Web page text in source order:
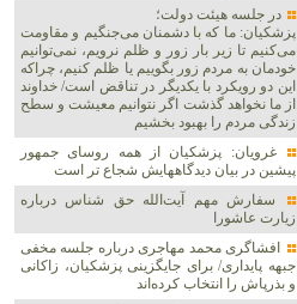
در جلسه هیئت دولت؛
پزشکیان: ما که با دشمنان می‌جنگیم و مقاومت
می‌کنیم تا زیر بار زور و ظلم نرویم، نمی‌توانیم
خودمان به مردم زور بگوییم یا ظلم کنیم، چراکه
این دو رویکرد با یکدیگر در تناقض است/ خداوند
از ما نخواهد گذشت اگر نتوانیم معیشت و سطح
زندگی مردم را بهبود بخشیم
غرویان: پزشکیان از همه روسای جمهور
پیشین در بیان دیدگاههایش شجاع تر است
سفارش مهم آیت‌الله حق شناس درباره
زیارت عاشورا
افشاگری محمد مهاجری درباره جلسه مخفی
جبهه پایداری/ برای جایگزینی پزشکیان، زاکانی
و بذرپاش را انتخاب کرده‌اند